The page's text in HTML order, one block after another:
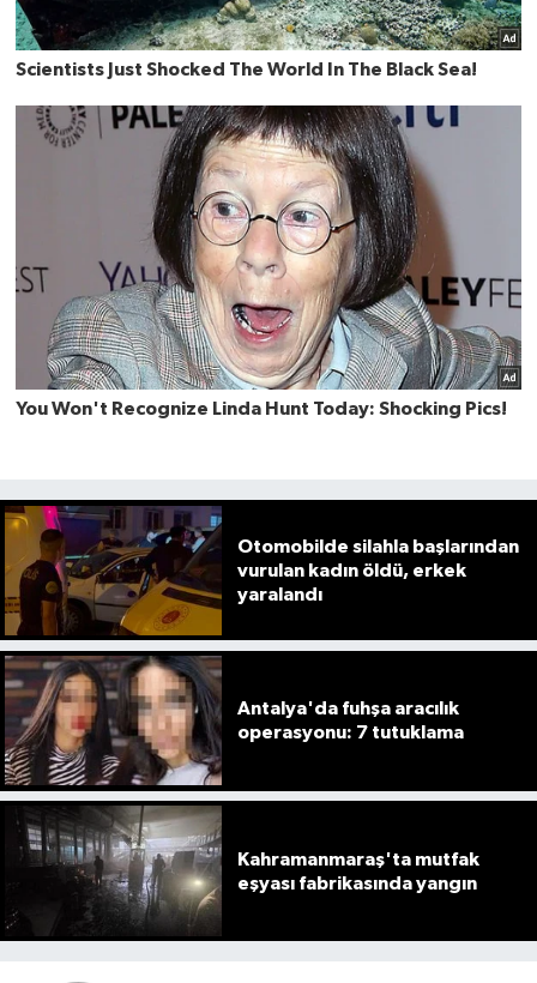
Otomobilde silahla başlarından
vurulan kadın öldü, erkek
yaralandı
Antalya'da fuhşa aracılık
operasyonu: 7 tutuklama
Kahramanmaraş'ta mutfak
eşyası fabrikasında yangın